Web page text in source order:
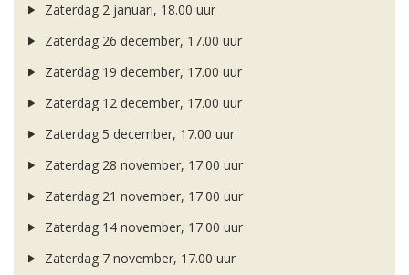
Zaterdag 2 januari, 18.00 uur
Zaterdag 26 december, 17.00 uur
Zaterdag 19 december, 17.00 uur
Zaterdag 12 december, 17.00 uur
Zaterdag 5 december, 17.00 uur
Zaterdag 28 november, 17.00 uur
Zaterdag 21 november, 17.00 uur
Zaterdag 14 november, 17.00 uur
Zaterdag 7 november, 17.00 uur